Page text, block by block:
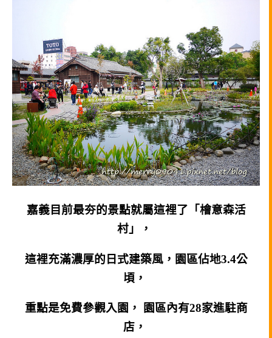
嘉義目前最夯的景點就屬這裡了「檜意森活
村」，
這裡充滿濃厚的日式建築風，園區佔地3.4公
頃，
重點是免費參觀入園， 園區內有28家進駐商
店，